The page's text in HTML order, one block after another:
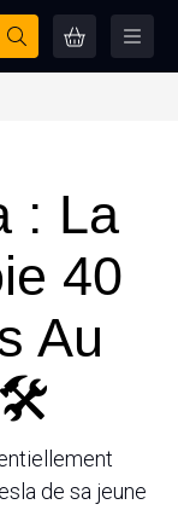
: La
40
Au
🛠
de sa jeune